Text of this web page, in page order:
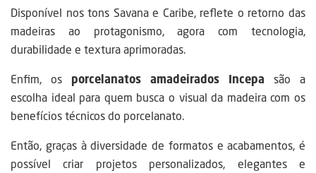
Disponível nos tons Savana e Caribe, reflete o retorno das
madeiras ao protagonismo, agora com tecnologia,
durabilidade e textura aprimoradas.
Enfim, os porcelanatos amadeirados Incepa são a
escolha ideal para quem busca o visual da madeira com os
benefícios técnicos do porcelanato.
Então, graças à diversidade de formatos e acabamentos, é
possível criar projetos personalizados, elegantes e